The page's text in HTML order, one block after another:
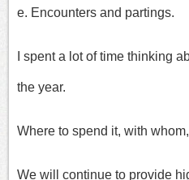
e. Encounters and partings.
I spent a lot of time thinking
the year.
Where to spend it, with
We will continue to provide